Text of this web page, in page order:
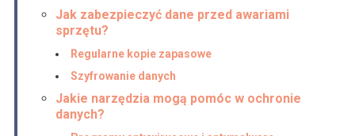
Jak zabezpieczyć dane przed awariami
sprzętu?
Regularne kopie zapasowe
Szyfrowanie danych
Jakie narzędzia mogą pomóc w ochronie
danych?